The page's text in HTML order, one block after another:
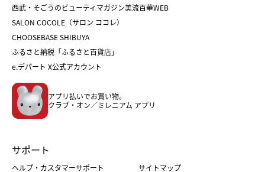
ホワイトデー
バレンタイン
ホワイトデー
おせち
フード
ホーム・キッチン＆アート
西武・そごうのビューティマガジン美流百華WEB
SALON COCOLE（サロン ココレ）
CHOOSEBASE SHIBUYA
ふるさと納税「ふるさと百貨店」
e.デパート X公式アカウント
アプリ払いでお買い物。
クラブ・オン／ミレニアム アプリ
サポート
ヘルプ・カスタマーサポート サイトマップ